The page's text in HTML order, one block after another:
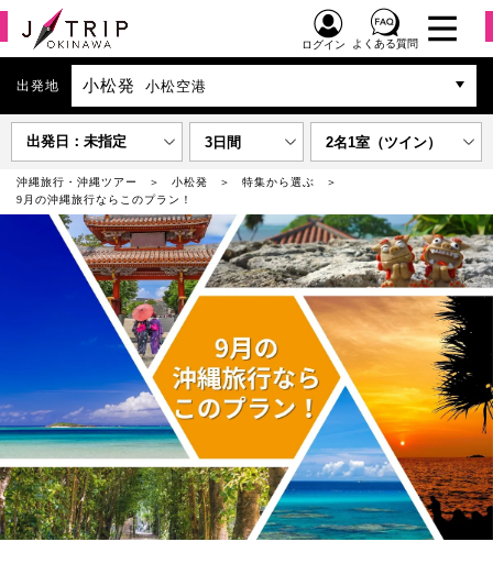
ログイン よくある質問
出発地 小松発 小松空港
出発日：未指定 3日間 2名1室（ツイン）
沖縄旅行・沖縄ツアー 小松発
特集から選ぶ
9月の沖縄旅行ならこのプラン！